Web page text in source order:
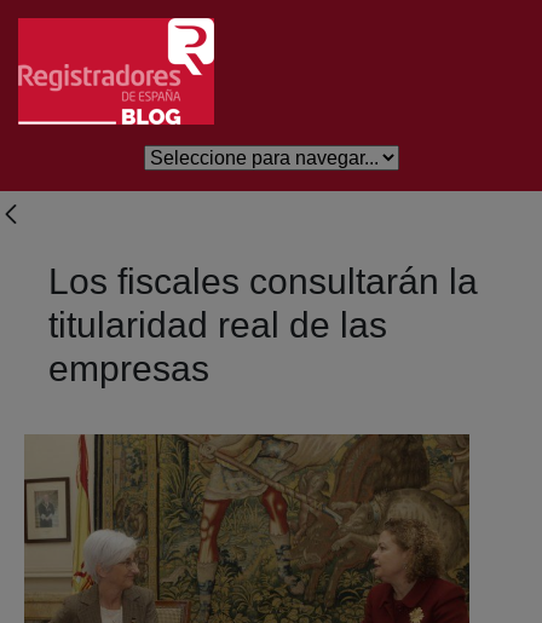
Salta al contingut principal
Los fiscales consultarán la
titularidad real de las
empresas